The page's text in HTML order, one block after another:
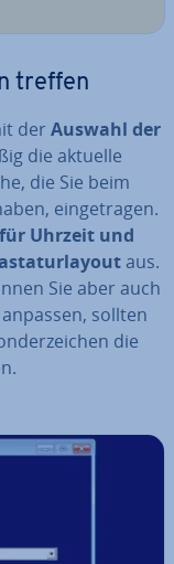
treffen
der Auswahl der
die aktuelle
die Sie beim
ein­ge­tra­gen.
Uhrzeit und
aus.
Sie aber auch
sollten
die